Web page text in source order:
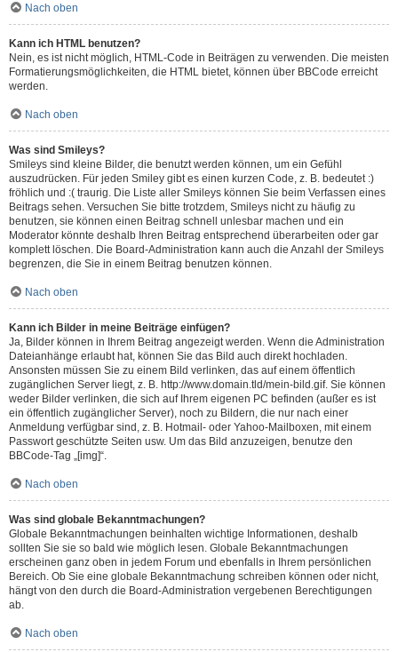
Nach oben
Kann ich HTML benutzen?
Nein, es ist nicht möglich, HTML-Code in Beiträgen zu verwenden. Die meisten
Formatierungsmöglichkeiten, die HTML bietet, können über BBCode erreicht
werden.
Nach oben
Was sind Smileys?
Smileys sind kleine Bilder, die benutzt werden können, um ein Gefühl
auszudrücken. Für jeden Smiley gibt es einen kurzen Code, z. B. bedeutet :)
fröhlich und :( traurig. Die Liste aller Smileys können Sie beim Verfassen eines
Beitrags sehen. Versuchen Sie bitte trotzdem, Smileys nicht zu häufig zu
benutzen, sie können einen Beitrag schnell unlesbar machen und ein
Moderator könnte deshalb Ihren Beitrag entsprechend überarbeiten oder gar
komplett löschen. Die Board-Administration kann auch die Anzahl der Smileys
begrenzen, die Sie in einem Beitrag benutzen können.
Nach oben
Kann ich Bilder in meine Beiträge einfügen?
Ja, Bilder können in Ihrem Beitrag angezeigt werden. Wenn die Administration
Dateianhänge erlaubt hat, können Sie das Bild auch direkt hochladen.
Ansonsten müssen Sie zu einem Bild verlinken, das auf einem öffentlich
zugänglichen Server liegt, z. B. http://www.domain.tld/mein-bild.gif. Sie können
weder Bilder verlinken, die sich auf Ihrem eigenen PC befinden (außer es ist
ein öffentlich zugänglicher Server), noch zu Bildern, die nur nach einer
Anmeldung verfügbar sind, z. B. Hotmail- oder Yahoo-Mailboxen, mit einem
Passwort geschützte Seiten usw. Um das Bild anzuzeigen, benutze den
BBCode-Tag „[img]“.
Nach oben
Was sind globale Bekanntmachungen?
Globale Bekanntmachungen beinhalten wichtige Informationen, deshalb
sollten Sie sie so bald wie möglich lesen. Globale Bekanntmachungen
erscheinen ganz oben in jedem Forum und ebenfalls in Ihrem persönlichen
Bereich. Ob Sie eine globale Bekanntmachung schreiben können oder nicht,
hängt von den durch die Board-Administration vergebenen Berechtigungen
ab.
Nach oben